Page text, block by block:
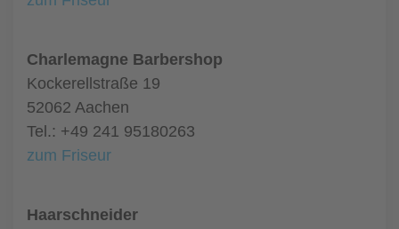
Charlemagne Barbershop
Kockerellstraße 19
52062 Aachen
Tel.: +49 241 95180263
zum Friseur
Haarschneider